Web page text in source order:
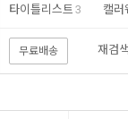
타이틀리스트 3 캘러
피너클19
연습장볼20 로스트
무료배송 재검색